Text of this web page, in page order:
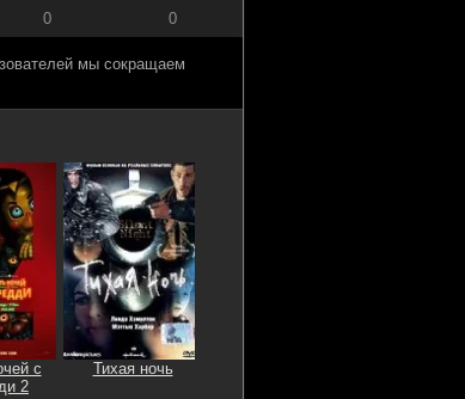
0 0
мы сокращаем
с
2
Тихая ночь